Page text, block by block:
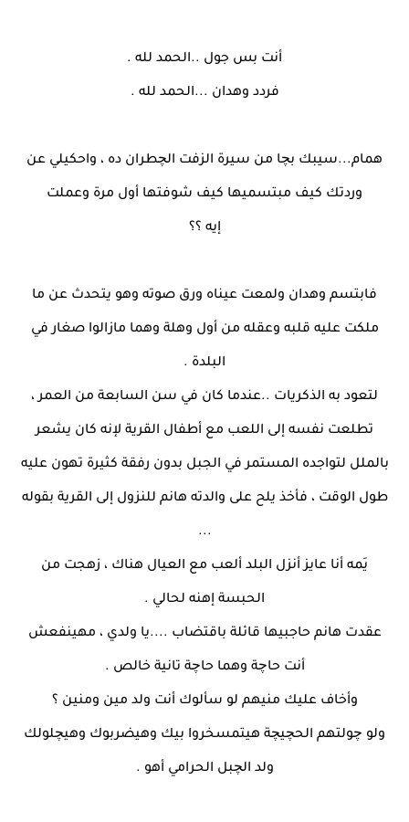
أنت بس جول ..الحمد لله .
فردد وهدان ...الحمد لله .
همام...سيبك بچا من سيرة الزفت الچطران ده ، واحكيلي عن
وردتك كيف مبتسميها كيف شوفتها أول مرة وعملت
إيه ؟؟
فابتسم وهدان ولمعت عيناه ورق صوته وهو يتحدث عن ما
ملكت عليه قلبه وعقله من أول وهلة وهما مازالوا صغار في
البلدة .
لتعود به الذكريات ..عندما كان في سن السابعة من العمر ،
تطلعت نفسه إلى اللعب مع أطفال القرية لإنه كان يشعر
بالملل لتواجده المستمر في الجبل بدون رفقة كثيرة تهون عليه
طول الوقت ، فأخذ يلح على والدته هانم للنزول إلى القرية بقوله
...
يَمه أنا عايز أنزل البلد ألعب مع العيال هناك ، زهجت من
الحبسة إهنه لحالي .
عقدت هانم حاجبيها قائلة باقتضاب ....يا ولدي ، مهينفعش
أنت حاچة وهما حاچة تانية خالص .
وأخاف عليك منيهم لو سألوك أنت ولد مين ومنين ؟
ولو چولتهم الحچيچة هيتمسخروا بيك وهيضربوك وهيچلولك
ولد الچبل الحرامي أهو .